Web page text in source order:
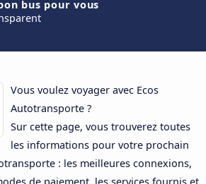
bus pour vous
Vous voulez voyager avec Ecos
Autotransporte ?
Sur cette page, vous trouverez toutes
les informations pour votre prochain
: les meilleures connexions,